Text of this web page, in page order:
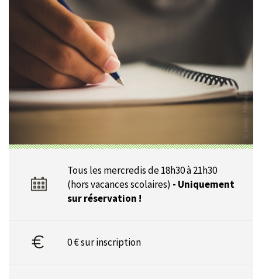
Tous les mercredis de 18h30 à 21h30
(hors vacances scolaires) - Uniquement
sur réservation !
0 € sur inscription